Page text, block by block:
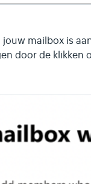
mailbox is
door de klikken